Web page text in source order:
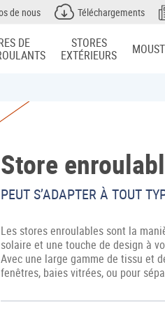
de nous Téléchargements
DE
STORES
EXTÉRIEURS
Store
PEUT S’ADAPTER À TOUT
Les stores enroulables sont la
solaire et une touche de design à
Avec une large gamme de tissu et
fenêtres, baies vitrées, ou pour